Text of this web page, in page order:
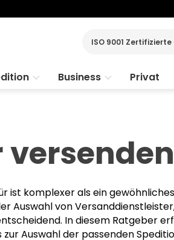
ISO 9001
Business Privat
ist komplexer als ein
Auswahl von
In diesem Ratgeber
Auswahl der passenden